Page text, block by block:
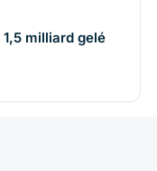
milliard gelé